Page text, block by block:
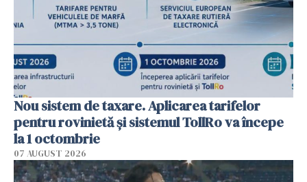
Nou sistem de taxare. Aplicarea tarifelor
pentru rovinietă şi sistemul TollRo va începe
la 1 octombrie
07 AUGUST 2026